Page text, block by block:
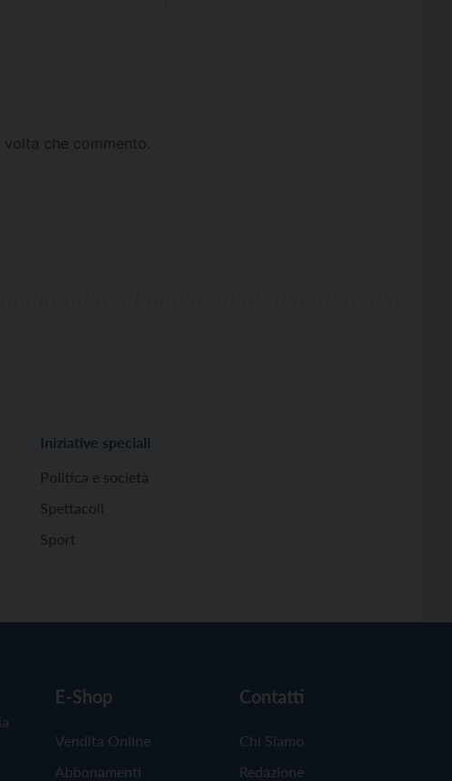
che commento.
Iniziative speciali
Politica e società
Spettacoli
Sport
E-Shop
Vendita Online
Abbonamenti
Contatti
Chi Siamo
Redazione